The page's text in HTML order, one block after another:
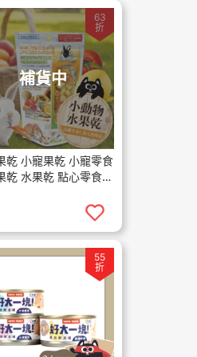
補貨中
63
折
乾 小寵果乾 小寵零食
乾 水果乾 點心零食
袋鼯
55
折